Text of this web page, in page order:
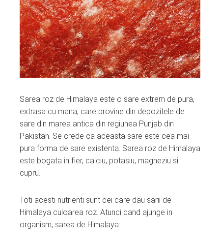
Sarea roz de Himalaya este o sare extrem de pura,
extrasa cu mana, care provine din depozitele de
sare din marea antica din regiunea Punjab din
Pakistan. Se crede ca aceasta sare este cea mai
pura forma de sare existenta. Sarea roz de Himalaya
este bogata in fier, calciu, potasiu, magneziu si
cupru.
Toti acesti nutrienti sunt cei care dau sarii de
Himalaya culoarea roz. Atunci cand ajunge in
organism, sarea de Himalaya: